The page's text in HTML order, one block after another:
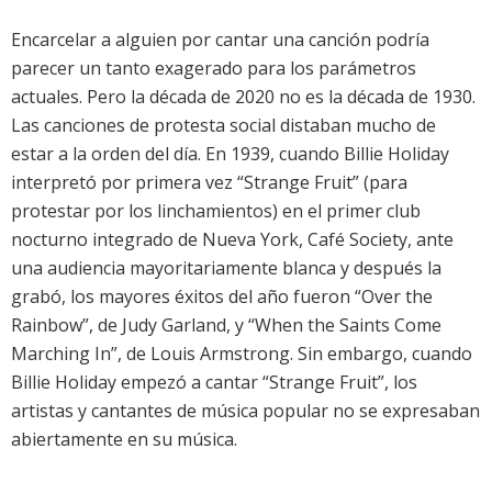
Encarcelar a alguien por cantar una canción podría
parecer un tanto exagerado para los parámetros
actuales. Pero la década de 2020 no es la década de 1930.
Las canciones de protesta social distaban mucho de
estar a la orden del día. En 1939, cuando Billie Holiday
interpretó por primera vez “Strange Fruit” (para
protestar por los linchamientos) en el primer club
nocturno integrado de Nueva York, Café Society, ante
una audiencia mayoritariamente blanca y después la
grabó, los mayores éxitos del año fueron “Over the
Rainbow”, de Judy Garland, y “When the Saints Come
Marching In”, de Louis Armstrong. Sin embargo, cuando
Billie Holiday empezó a cantar “Strange Fruit”, los
artistas y cantantes de música popular no se expresaban
abiertamente en su música.